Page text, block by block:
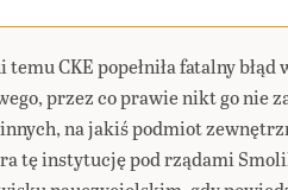
CKE popełniła fatalny
przez co prawie nikt go nie
na jakiś podmiot
tę instytucję pod rządami